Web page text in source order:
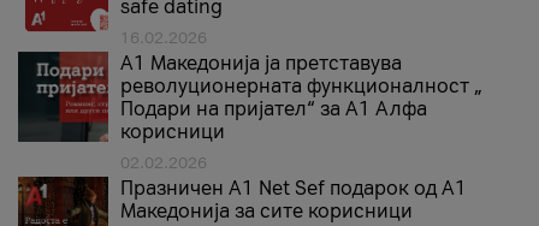
safe dating
16.02.2026
А1 Македонија ја претставува
револуционерната функционалност „
Подари на пријател“ за А1 Алфа
корисници
02.02.2026
Празничен A1 Net Sеf подарок од А1
Македонија за сите корисници